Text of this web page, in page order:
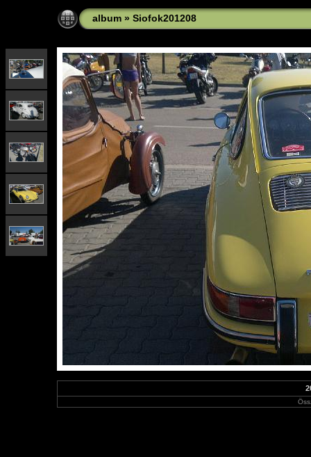
album » Siofok201208